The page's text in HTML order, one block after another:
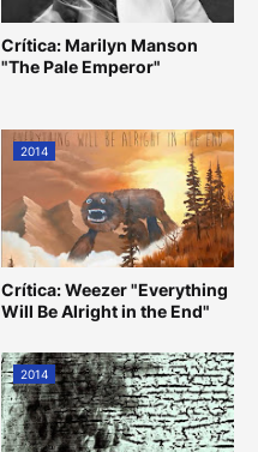
Crítica: Marilyn Manson
"The Pale Emperor"
2014
Crítica: Weezer "Everything
Will Be Alright in the End"
2014